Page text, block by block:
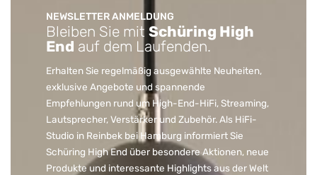
NEWSLETTER ANMELDUNG
Bleiben Sie mit Schüring High
End auf dem Laufenden.
Erhalten Sie regelmäßig ausgewählte Neuheiten,
exklusive Angebote und spannende
Empfehlungen rund um High-End-HiFi, Streaming,
Lautsprecher, Verstärker und Zubehör. Als HiFi-
Studio in Reinbek bei Hamburg informiert Sie
Schüring High End über besondere Aktionen, neue
Produkte und interessante Highlights aus der Welt